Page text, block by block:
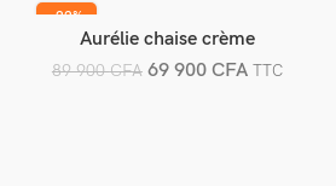
-22%
Ajouter au panier
Aurélie chaise crème
89 900CFA 69 900 CFA TTC